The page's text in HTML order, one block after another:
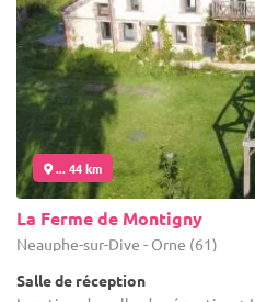
... 44 km
La Ferme de Montigny
Neauphe-sur-Dive - Orne (61)
Salle de réception